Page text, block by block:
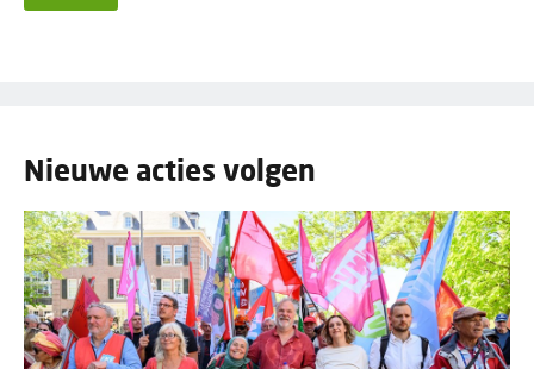
Nieuwe acties volgen